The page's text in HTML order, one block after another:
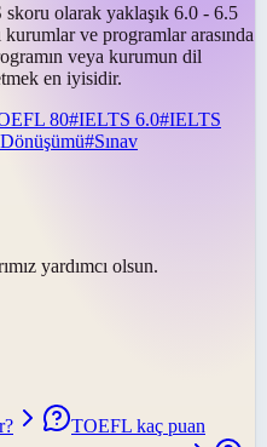
olarak yaklaşık 6.0 - 6.5
ve programlar arasında
veya kurumun dil
en iyisidir.
80#IELTS 6.0#IELTS
#Sınav
yardımcı olsun.
TOEFL kaç puan